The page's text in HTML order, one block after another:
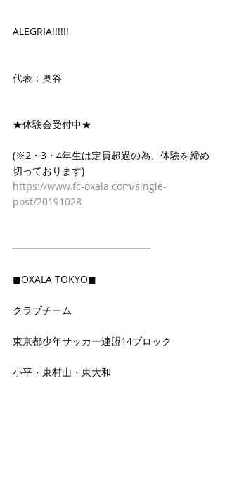
ALEGRIA!!!!!!
代表：奥谷
★体験会受付中★
(※2・3・4年生は定員超過の為、体験を締め
切っております)
https://www.fc-oxala.com/single-
post/20191028
━━━━━━━━━━━━━━
◼OXALA TOKYO◼
クラブチーム
東京都少年サッカー連盟14ブロック
小平・東村山・東大和